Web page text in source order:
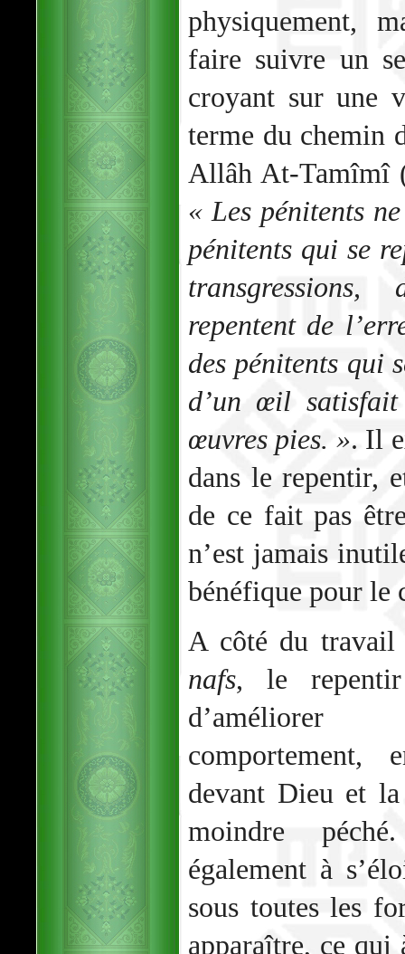
physiquement,
faire suivre un
croyant sur une
terme du chemin
Allâh At-Tamîmî
« Les pénitents
pénitents qui se
repentent de
des pénitents qui
d’un œil
œuvres pies. ». Il
dans le repentir,
de ce fait pas
n’est jamais
bénéfique pour le
A côté du travail
nafs, le repentir
d’améliorer
comportement,
devant Dieu et
moindre
également à
sous toutes les
apparaître, ce